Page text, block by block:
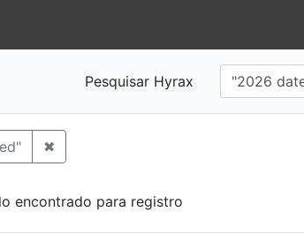
Pesquisar Hyrax
✖
encontrado para registro